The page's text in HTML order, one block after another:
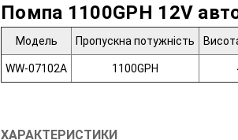
Помпа 1100GPH 12V
Модель Пропускна потужність
WW-07102A 1100GPH
ХАРАКТЕРИСТИКИ